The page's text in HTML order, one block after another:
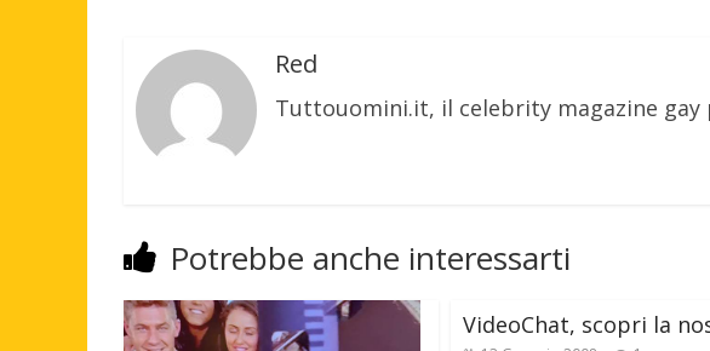
Red
Tuttouomini.it, il celebrity magazine
Potrebbe anche interessarti
VideoChat, scopri la